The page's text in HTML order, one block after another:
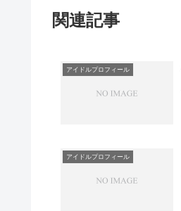
関連記事
アイドルプロフィール
アイドルプロフィール